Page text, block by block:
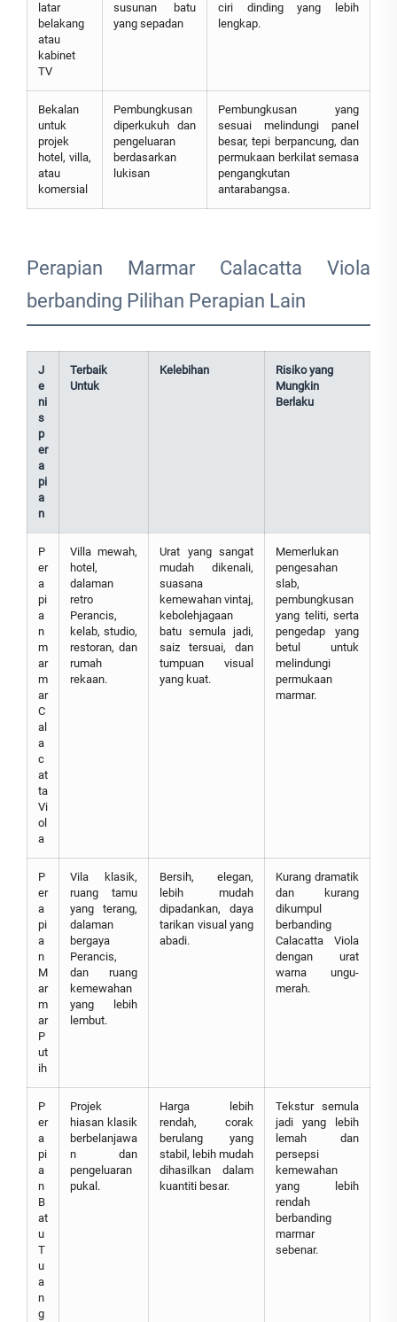
latar
belakang
atau
kabinet
TV
susunan batu
yang sepadan
ciri dinding yang lebih
lengkap.
Bekalan
untuk
projek
hotel, villa,
atau
komersial
Pembungkusan
diperkukuh dan
pengeluaran
berdasarkan
lukisan
Pembungkusan yang
sesuai melindungi panel
besar, tepi berpancung, dan
permukaan berkilat semasa
pengangkutan
antarabangsa.
Perapian Marmar Calacatta Viola
berbanding Pilihan Perapian Lain
J
e
ni
s
p
er
a
pi
a
n
Terbaik
Untuk
Kelebihan
Risiko yang
Mungkin
Berlaku
P
er
a
pi
a
n
m
ar
m
ar
C
al
a
c
at
ta
Vi
ol
a
Villa mewah,
hotel,
dalaman
retro
Perancis,
kelab, studio,
restoran, dan
rumah
rekaan.
Urat yang sangat
mudah dikenali,
suasana
kemewahan vintaj,
kebolehjagaan
batu semula jadi,
saiz tersuai, dan
tumpuan visual
yang kuat.
Memerlukan
pengesahan
slab,
pembungkusan
yang teliti, serta
pengedap yang
betul untuk
melindungi
permukaan
marmar.
P
er
a
pi
a
n
M
ar
m
ar
P
ut
ih
Vila klasik,
ruang tamu
yang terang,
dalaman
bergaya
Perancis,
dan ruang
kemewahan
yang lebih
lembut.
Bersih, elegan,
lebih mudah
dipadankan, daya
tarikan visual yang
abadi.
Kurang dramatik
dan kurang
dikumpul
berbanding
Calacatta Viola
dengan urat
warna ungu-
merah.
P
er
a
pi
a
n
B
at
u
T
u
a
n
g
Projek
hiasan klasik
berbelanjawa
n dan
pengeluaran
pukal.
Harga lebih
rendah, corak
berulang yang
stabil, lebih mudah
dihasilkan dalam
kuantiti besar.
Tekstur semula
jadi yang lebih
lemah dan
persepsi
kemewahan
yang lebih
rendah
berbanding
marmar
sebenar.